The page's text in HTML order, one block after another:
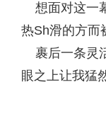
想面对这一
热Sh滑的方而
裹后一条灵
眼之上让我猛